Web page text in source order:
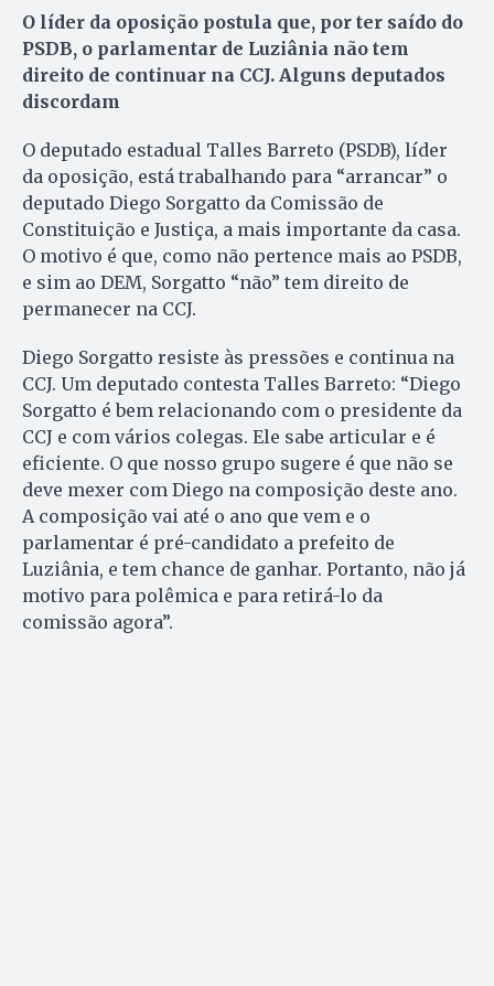
O líder da oposição postula que, por ter saído do
PSDB, o parlamentar de Luziânia não tem
direito de continuar na CCJ. Alguns deputados
discordam
O deputado estadual Talles Barreto (PSDB), líder
da oposição, está trabalhando para “arrancar” o
deputado Diego Sorgatto da Comissão de
Constituição e Justiça, a mais importante da casa.
O motivo é que, como não pertence mais ao PSDB,
e sim ao DEM, Sorgatto “não” tem direito de
permanecer na CCJ.
Diego Sorgatto resiste às pressões e continua na
CCJ. Um deputado contesta Talles Barreto: “Diego
Sorgatto é bem relacionando com o presidente da
CCJ e com vários colegas. Ele sabe articular e é
eficiente. O que nosso grupo sugere é que não se
deve mexer com Diego na composição deste ano.
A composição vai até o ano que vem e o
parlamentar é pré-candidato a prefeito de
Luziânia, e tem chance de ganhar. Portanto, não já
motivo para polêmica e para retirá-lo da
comissão agora”.